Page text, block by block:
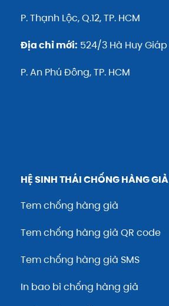
P. Thạnh Lộc, Q.12, TP. HCM
Địa chỉ mới: 524/3 Hà Huy Giáp
P. An Phú Đông, TP. HCM
HỆ SINH THÁI CHỐNG HÀNG GIẢ
Tem chống hàng giả
Tem chống hàng giả QR code
Tem chống hàng giả SMS
In bao bì chống hàng giả